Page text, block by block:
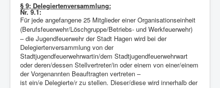
§ 9; Delegiertenversammlung:
Nr. 9.1:
Für jede angefangene 25 Mitglieder einer Organisationseinheit
(Berufsfeuerwehr/Löschgruppe/Betriebs- und Werkfeuerwehr)
– die Jugendfeuerwehr der Stadt Hagen wird bei der
Delegiertenversammlung von der
Stadtjugendfeuerwehrwartin/dem Stadtjugendfeuerwehrwart
oder deren/dessen Stellvertreter/in oder einem von einer/einem
der Vorgenannten Beauftragten vertreten –
ist ein/e Delegierte/r zu stellen. Dieser/diese wird innerhalb der